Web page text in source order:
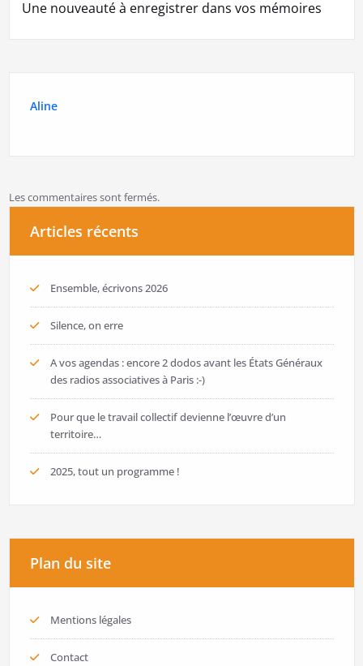
Une nouveauté à enregistrer dans vos mémoires
Aline
Les commentaires sont fermés.
Articles récents
Ensemble, écrivons 2026
Silence, on erre
A vos agendas : encore 2 dodos avant les États Généraux
des radios associatives à Paris :-)
Pour que le travail collectif devienne l’œuvre d’un
territoire…
2025, tout un programme !
Plan du site
Mentions légales
Contact